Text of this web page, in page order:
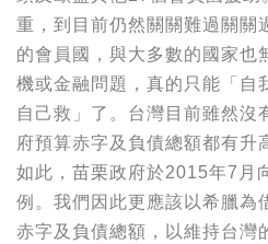
重，到目前仍然關關難過關關
的會員國，與大多數的國家也
機或金融問題，真的只能「自
自己救」了。台灣目前雖然沒
府預算赤字及負債總額都有升
如此，苗栗政府於2015年7月
例。我們因此更應該以希臘為
赤字及負債總額，以維持台灣